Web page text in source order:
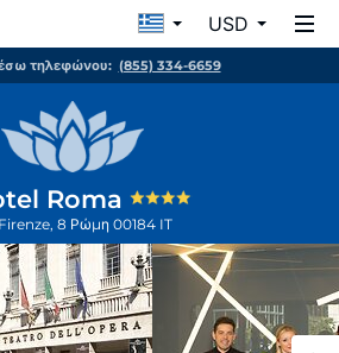
USD
τηλεφώνου: (855) 334-6659
Roma
8 Ρώμη 00184 IT